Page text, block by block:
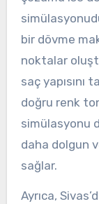
bir dövme
noktalar
saç
doğru renk
simülasyonu
daha dolgun
sağlar.
Ayrıca,